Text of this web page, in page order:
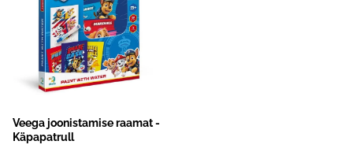
Veega joonistamise raamat -
Käpapatrull